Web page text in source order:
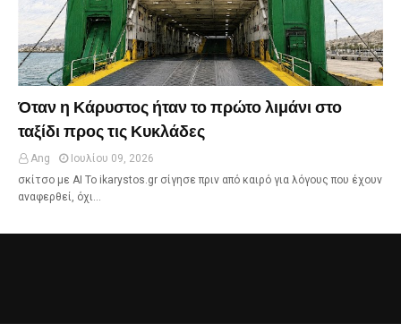
Όταν η Κάρυστος ήταν το πρώτο λιμάνι στο
ταξίδι προς τις Κυκλάδες
Ang
Ιουλίου 09, 2026
σκίτσο με ΑΙ Το ikarystos.gr σίγησε πριν από καιρό για λόγους που έχουν
αναφερθεί, όχι…